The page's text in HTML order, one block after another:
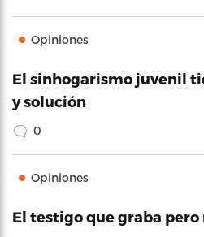
Opiniones
El sinhogarismo juvenil
y solución
0
Opiniones
El testigo que graba pero